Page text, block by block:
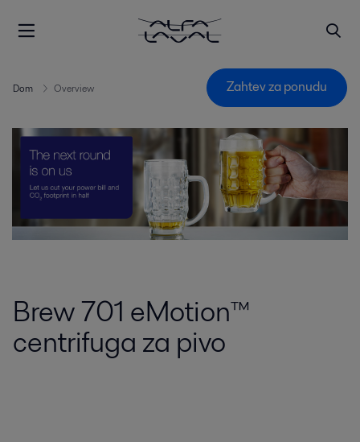
Dom Overview Zahtev za ponudu
Brew 701 eMotion™
centrifuga za pivo